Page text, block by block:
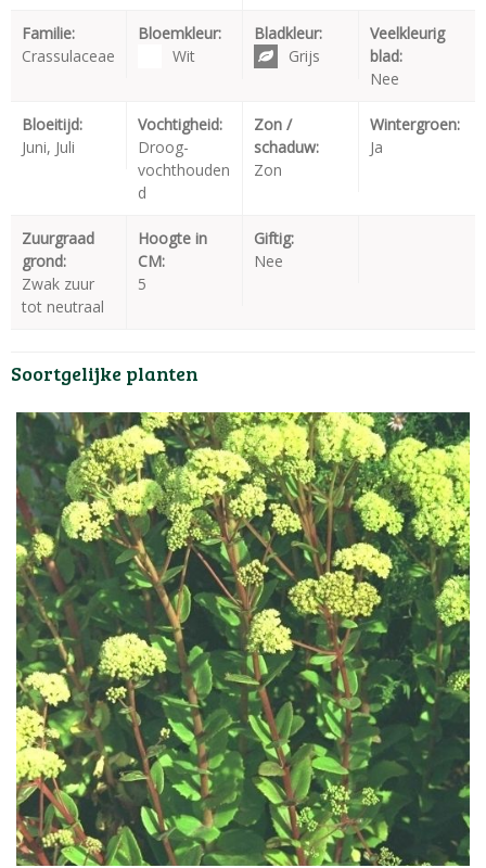
Familie:
Crassulaceae
Bloemkleur:
Wit
Bladkleur:
Grijs
Veelkleurig
blad:
Nee
Bloeitijd:
Juni, Juli
Vochtigheid:
Droog-
vochthouden
d
Zon /
schaduw:
Zon
Wintergroen:
Ja
Zuurgraad
grond:
Zwak zuur
tot neutraal
Hoogte in
CM:
5
Giftig:
Nee
Soortgelijke planten